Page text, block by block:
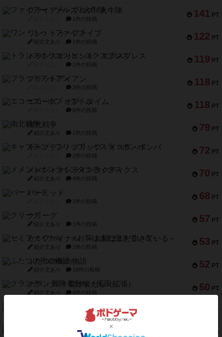
141 PT
ファイアー・ブルズ / 火牛陣
1件の投稿
122 PT
ワン・トゥ・ファイブ
紹介文あり 1件の投稿
119 PT
トランスオリエント・エクスプレス
1件の投稿
118 PT
フラットアイアン
2件の投稿
118 PT
エコーズ・オブ・タイム
8件の投稿
79 PT
南北戦争
紹介文あり 1件の投稿
72 PT
キャプテン・フリップ：イスラ・ボンバ
2件の投稿
70 PT
メメントオンラインタクティクス
紹介文あり 4件の投稿
68 PT
パーミッド
1件の投稿
57 PT
クリーグ
紹介文あり 1件の投稿
53 PT
セミファイナル ～お前はまだ生きている～
紹介文あり 1件の投稿
52 PT
ふたつの街の物語
紹介文あり 18件の投稿
50 PT
クランク! ：冒険者たち（拡張）
紹介文あり 4件の投稿
PT
1件の投稿
PT
スターマイン・ラミー ポケット